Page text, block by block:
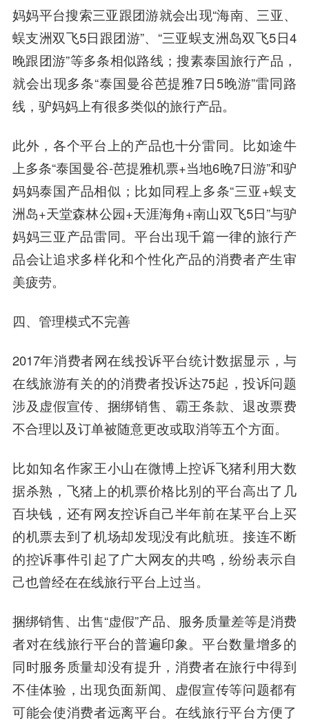
妈妈平台搜索三亚跟团游就会出现“海南、三亚、
蜈支洲双飞5日跟团游”、“三亚蜈支洲岛双飞5日4
晚跟团游”等多条相似路线；搜素泰国旅行产品，
就会出现多条“泰国曼谷芭提雅7日5晚游”雷同路
线，驴妈妈上有很多类似的旅行产品。
此外，各个平台上的产品也十分雷同。比如途牛
上多条“泰国曼谷-芭提雅机票+当地6晚7日游”和驴
妈妈泰国产品相似；比如同程上多条“三亚+蜈支
洲岛+天堂森林公园+天涯海角+南山双飞5日”与驴
妈妈三亚产品雷同。平台出现千篇一律的旅行产
品会让追求多样化和个性化产品的消费者产生审
美疲劳。
四、管理模式不完善
2017年消费者网在线投诉平台统计数据显示，与
在线旅游有关的的消费者投诉达75起，投诉问题
涉及虚假宣传、捆绑销售、霸王条款、退改票费
不合理以及订单被随意更改或取消等五个方面。
比如知名作家王小山在微博上控诉飞猪利用大数
据杀熟，飞猪上的机票价格比别的平台高出了几
百块钱，还有网友控诉自己半年前在某平台上买
的机票去到了机场却发现没有此航班。接连不断
的控诉事件引起了广大网友的共鸣，纷纷表示自
己也曾经在在线旅行平台上过当。
捆绑销售、出售“虚假”产品、服务质量差等是消费
者对在线旅行平台的普遍印象。平台数量增多的
同时服务质量却没有提升，消费者在旅行中得到
不佳体验，出现负面新闻、虚假宣传等问题都有
可能会使消费者远离平台。在线旅行平台方便了